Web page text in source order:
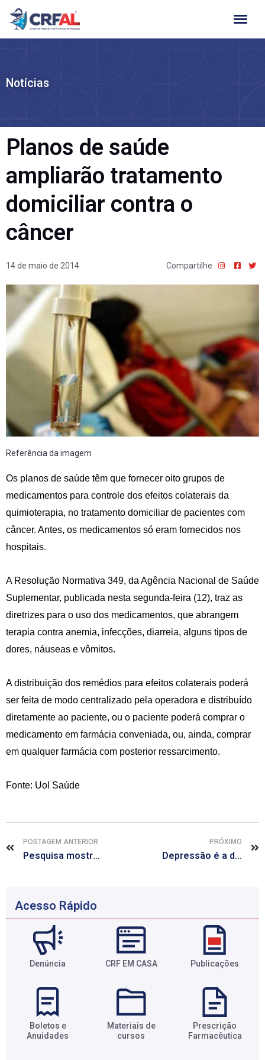
Ir
para
Notícias
Planos de saúde
ampliarão tratamento
domiciliar contra o
câncer
14 de maio de 2014 Compartilhe
Referência da imagem
Os planos de saúde têm que fornecer oito grupos de
medicamentos para controle dos efeitos colaterais da
quimioterapia, no tratamento domiciliar de pacientes com
câncer. Antes, os medicamentos só eram fornecidos nos
hospitais.
A Resolução Normativa 349, da Agência Nacional de Saúde
Suplementar, publicada nesta segunda-feira (12), traz as
diretrizes para o uso dos medicamentos, que abrangem
terapia contra anemia, infecções, diarreia, alguns tipos de
dores, náuseas e vômitos.
A distribuição dos remédios para efeitos colaterais poderá
ser feita de modo centralizado pela operadora e distribuído
diretamente ao paciente, ou o paciente poderá comprar o
medicamento em farmácia conveniada, ou, ainda, comprar
em qualquer farmácia com posterior ressarcimento.
Fonte: Uol Saúde
POSTAGEM ANTERIOR
Pesquisa mostra potencial de sistema imunológico para combater câncer
PRÓXIMO
Depressão é a doença mais frequente na adolescência, alerta a OMS
Acesso Rápido
Denúncia CRF EM CASA Publicações
Boletos e
Anuidades​
Materiais de
cursos​
Prescrição
Farmacêutica​